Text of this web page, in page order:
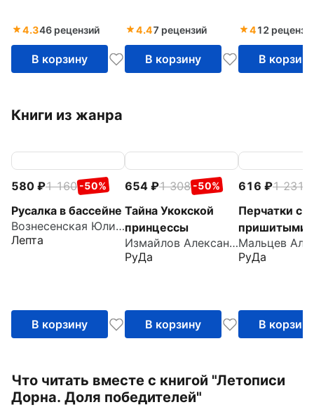
4.346 рецензий
В корзину
4.47 рецензий
В корзину
412
В корзину
Книги из жанра
580 1 160 -50%
Русалка в бассейне
Вознесенская Юлия Николаевна
Лепта
В корзину
654 1 308 -50%
Тайна Укокской
принцессы
Измайлов Александр
РуДа
В корзину
616 1 231
Перчатки с
пришитыми
пальцами
РуДа
В корзину
Что читать вместе с книгой "Летописи
Дорна. Доля победителей"